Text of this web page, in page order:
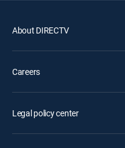
About DIRECTV
Careers
Legal policy center